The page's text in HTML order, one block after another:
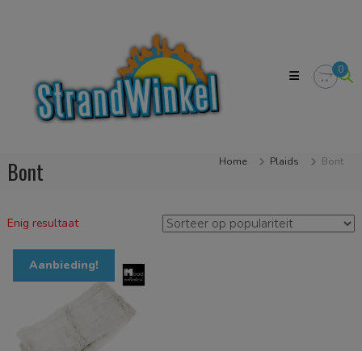
zodat
strandgevoel
in
huis
0
Bont Home Plaids Bont
Enig resultaat
Aanbieding!